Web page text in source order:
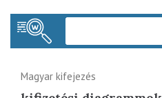
Magyar kifejezés